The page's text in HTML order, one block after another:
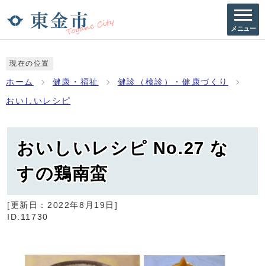
メニュー
現在の位置
ホーム 健康・福祉 健診（検診）・健康づくり
おいしいレシピ
おいしいレシピ No.27 な
すの鶏南蛮
[更新日： 2022年8月19日 ]
ID:11730